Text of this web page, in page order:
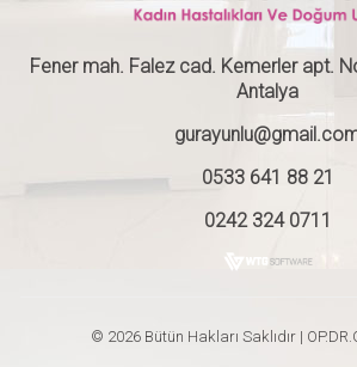
Fener mah. Falez cad. Kemerler apt.
Antalya
0533 641 88 21
0242 324 0711
© 2026 Bütün Hakları Saklıdır |